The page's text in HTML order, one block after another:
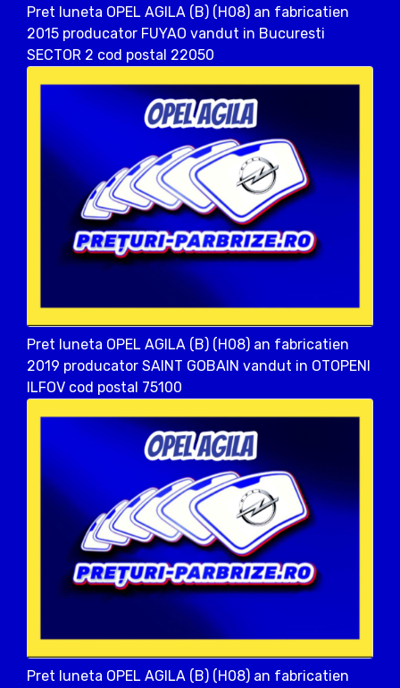
Pret luneta OPEL AGILA (B) (H08) an fabricatien
2015 producator FUYAO vandut in Bucuresti
SECTOR 2 cod postal 22050
Pret luneta OPEL AGILA (B) (H08) an fabricatien
2019 producator SAINT GOBAIN vandut in OTOPENI
ILFOV cod postal 75100
Pret luneta OPEL AGILA (B) (H08) an fabricatien